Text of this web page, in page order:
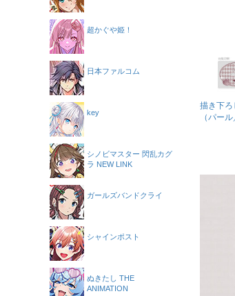
描き下ろ
（パー
超かぐや姫！
日本ファルコム
key
シノビマスター 閃乱カグ
ラ NEW LINK
ガールズバンドクライ
シャインポスト
ぬきたし THE
ANIMATION